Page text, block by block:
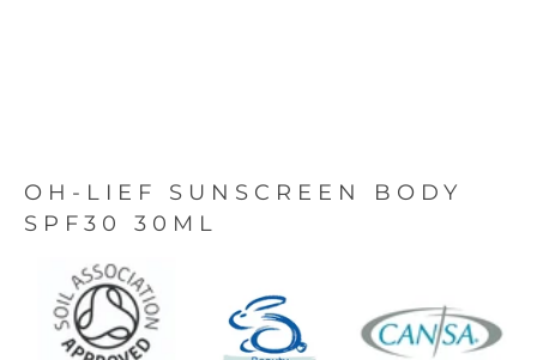
OH-LIEF SUNSCREEN BODY
SPF30 30ML